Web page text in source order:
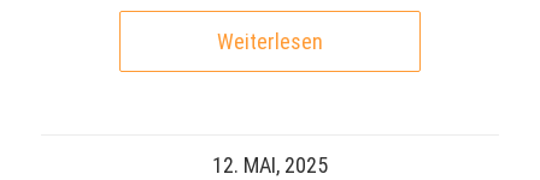
Weiterlesen
12. MAI, 2025